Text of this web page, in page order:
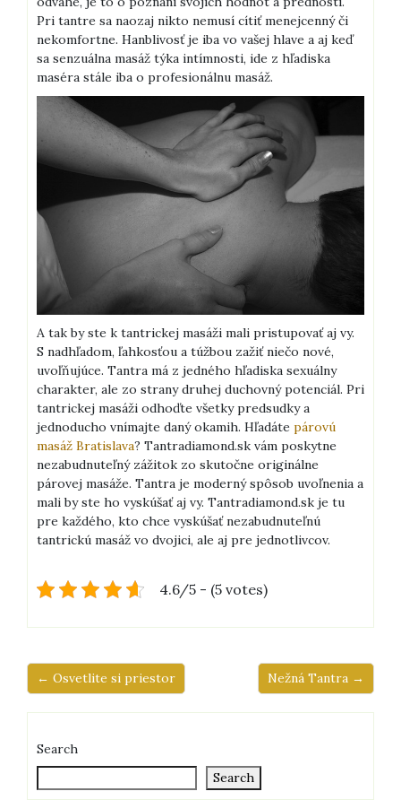
Pri tantre sa naozaj nikto nemusí cítiť menejcenný či
nekomfortne. Hanblivosť je iba vo vašej hlave a aj keď
sa senzuálna masáž týka intímnosti, ide z hľadiska
maséra stále iba o profesionálnu masáž.
A tak by ste k tantrickej masáži mali pristupovať aj vy.
S nadhľadom, ľahkosťou a túžbou zažiť niečo nové,
uvoľňujúce. Tantra má z jedného hľadiska sexuálny
charakter, ale zo strany druhej duchovný potenciál. Pri
tantrickej masáži odhoďte všetky predsudky a
jednoducho vnímajte daný okamih. Hľadáte párovú
masáž Bratislava? Tantradiamond.sk vám poskytne
nezabudnuteľný zážitok zo skutočne originálne
párovej masáže. Tantra je moderný spôsob uvoľnenia a
mali by ste ho vyskúšať aj vy. Tantradiamond.sk je tu
pre každého, kto chce vyskúšať nezabudnuteľnú
tantrickú masáž vo dvojici, ale aj pre jednotlivcov.
4.6/5 - (5 votes)
← Osvetlite si priestor Nežná Tantra →
Search
Search